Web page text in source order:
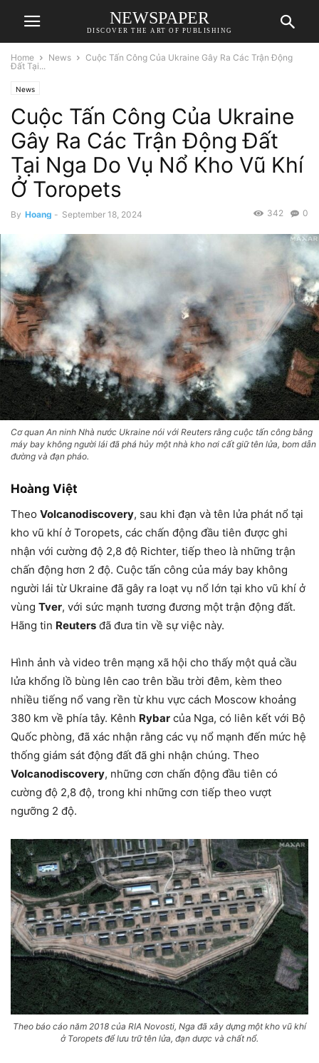
NEWSPAPER
DISCOVER THE ART OF PUBLISHING
Home News
Cuộc Tấn Công Của Ukraine Gây Ra Các Trận Động
Đất Tại...
News
Cuộc Tấn Công Của Ukraine
Gây Ra Các Trận Động Đất
Tại Nga Do Vụ Nổ Kho Vũ Khí
Ở Toropets
By Hoang - September 18, 2024 0
342
Cơ quan An ninh Nhà nước Ukraine nói với Reuters rằng cuộc tấn công bằng
máy bay không người lái đã phá hủy một nhà kho nơi cất giữ tên lửa, bom dẫn
đường và đạn pháo.
Hoàng Việt
Theo Volcanodiscovery, sau khi đạn và tên lửa phát nổ tại
kho vũ khí ở Toropets, các chấn động đầu tiên được ghi
nhận với cường độ 2,8 độ Richter, tiếp theo là những trận
chấn động hơn 2 độ. Cuộc tấn công của máy bay không
người lái từ Ukraine đã gây ra loạt vụ nổ lớn tại kho vũ khí ở
vùng Tver, với sức mạnh tương đương một trận động đất.
Hãng tin Reuters đã đưa tin về sự việc này.
Hình ảnh và video trên mạng xã hội cho thấy một quả cầu
lửa khổng lồ bùng lên cao trên bầu trời đêm, kèm theo
nhiều tiếng nổ vang rền từ khu vực cách Moscow khoảng
380 km về phía tây. Kênh Rybar của Nga, có liên kết với Bộ
Quốc phòng, đã xác nhận rằng các vụ nổ mạnh đến mức hệ
thống giám sát động đất đã ghi nhận chúng. Theo
Volcanodiscovery, những cơn chấn động đầu tiên có
cường độ 2,8 độ, trong khi những cơn tiếp theo vượt
ngưỡng 2 độ.
Theo báo cáo năm 2018 của RIA Novosti, Nga đã xây dựng một kho vũ khí
ở Toropets để lưu trữ tên lửa, đạn dược và chất nổ.